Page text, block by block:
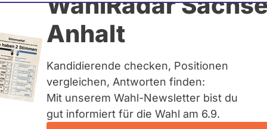
Anhalt
Kandidierende checken, Positionen
vergleichen, Antworten finden:
Mit unserem Wahl-Newsletter bist du
gut informiert für die Wahl am 6.9.
Landesliste Sachsen